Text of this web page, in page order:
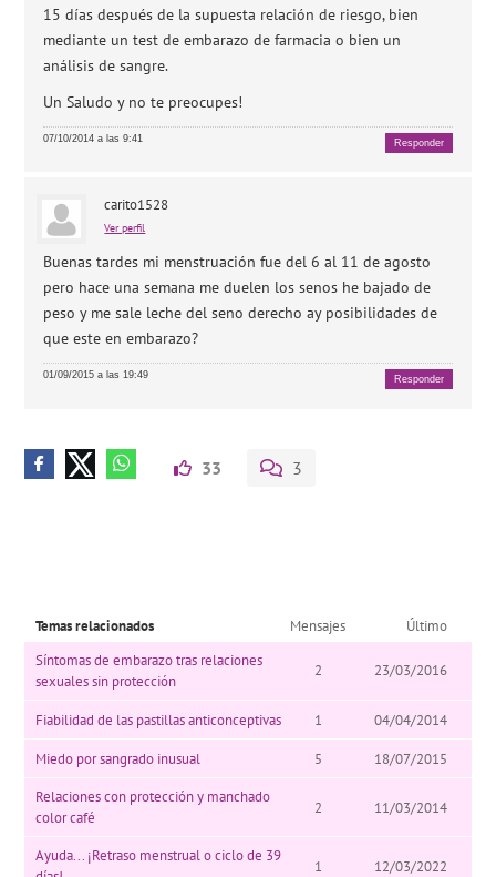
15 días después de la supuesta relación de riesgo, bien
mediante un test de embarazo de farmacia o bien un
análisis de sangre.
Un Saludo y no te preocupes!
07/10/2014 a las 9:41 Responder
carito1528
Ver perfil
Buenas tardes mi menstruación fue del 6 al 11 de agosto
pero hace una semana me duelen los senos he bajado de
peso y me sale leche del seno derecho ay posibilidades de
que este en embarazo?
01/09/2015 a las 19:49 Responder
33 3
Temas relacionados Mensajes
Último
Síntomas de embarazo tras relaciones
sexuales sin protección
2 23/03/2016
Fiabilidad de las pastillas anticonceptivas 1 04/04/2014
Miedo por sangrado inusual 5
18/07/2015
Relaciones con protección y manchado
color café
2 11/03/2014
Ayuda... ¡Retraso menstrual o ciclo de 39
1 12/03/2022